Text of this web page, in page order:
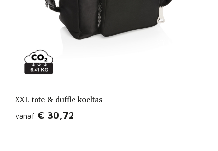
XXL tote & duffle koeltas
vanaf € 30,72